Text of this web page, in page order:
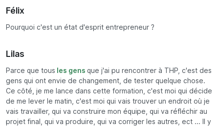
Félix
Pourquoi c'est un état d'esprit entrepreneur ?
Lilas
Parce que tous les gens que j'ai pu rencontrer à THP, c'est des
gens qui ont envie de changement, de tester quelque chose.
Ce côté, je me lance dans cette formation, c'est moi qui décide
de me lever le matin, c'est moi qui vais trouver un endroit où je
vais travailler, qui va construire mon équipe, qui va réfléchir au
projet final, qui va produire, qui va corriger les autres, ect ... Il y